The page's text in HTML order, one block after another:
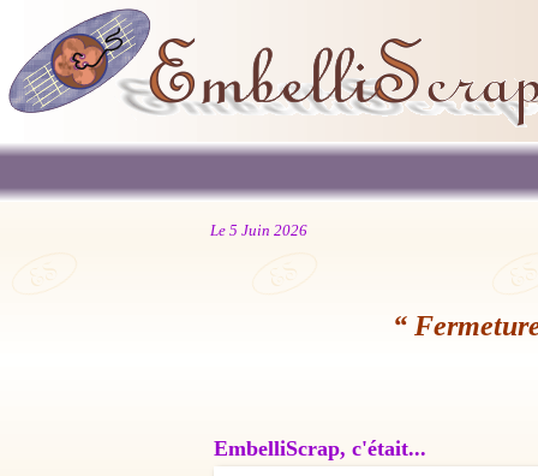
Le 5 Juin 2026
“
EmbelliScrap, c'était...